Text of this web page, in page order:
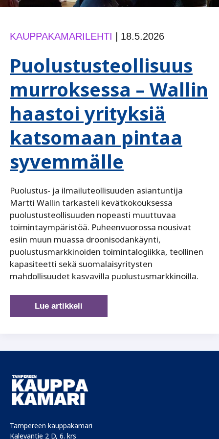
KAUPPAKAMARILEHTI | 18.5.2026
Puolustusteollisuus
murroksessa – Wallin
haastoi yrityksiä
katsomaan pintaa
syvemmälle
Puolustus- ja ilmailuteollisuuden asiantuntija
Martti Wallin tarkasteli kevätkokouksessa
puolustusteollisuuden nopeasti muuttuvaa
toimintaympäristöä. Puheenvuorossa nousivat
esiin muun muassa droonisodankäynti,
puolustusmarkkinoiden toimintalogiikka, teollinen
kapasiteetti sekä suomalaisyritysten
mahdollisuudet kasvavilla puolustusmarkkinoilla.
Puolustusteollisuus
murroksessa
katsomaan
pintaa
syvemmälle
Lue artikkeli
Tampereen kauppakamari
Kalevantie 2 D, 6. krs